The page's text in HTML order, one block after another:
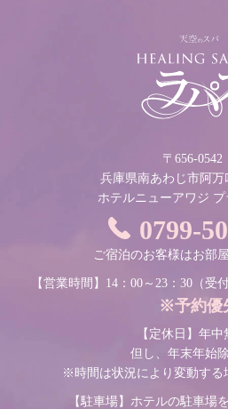
〒656-0542
兵庫県南あわじ市阿万
ホテルニューアワジ
0799-
ご宿泊のお客様はお部
【営業時間】14：00～23：30 （受
※予約優
【定休日】年
但し、年末年始
※時間は状況により変動する
【駐車場】 ホテルの駐車場